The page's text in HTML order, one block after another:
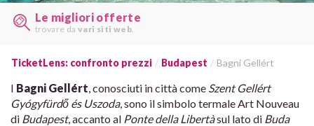
Le migliori offerte
trovare da vari siti web.
TicketLens: confronto prezzi Budapest Bagni Gellért
I Bagni Gellért , conosciuti in città come Szent Gellért
Gyógyfürdő és Uszoda, sono il simbolo termale Art Nouveau
di Budapest, accanto al Ponte della Libertàsul lato di Buda